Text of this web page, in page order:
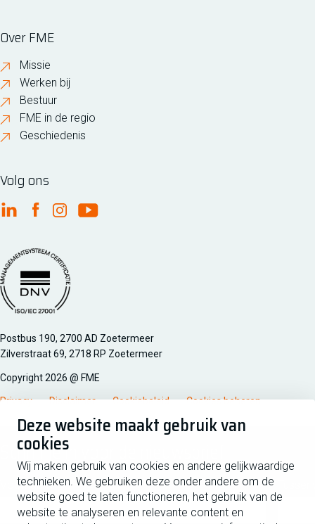
Deze website maakt gebruik van
cookies
Wij maken gebruik van cookies en andere gelijkwaardige
technieken. We gebruiken deze onder andere om de
website goed te laten functioneren, het gebruik van de
website te analyseren en relevante content en
Over FME
Missie
Werken bij
Bestuur
FME in de regio
Geschiedenis
Volg ons
FME Linkedin
FME Facebook
FME Instagram
FME Youtube
Managementsyteem certificatie DNV iso/iec 27001
Postbus 190, 2700 AD Zoetermeer
Zilverstraat 69, 2718 RP Zoetermeer
Copyright 2026 @ FME
Privacy Disclaimer Cookiebeleid Cookies beheren
Schrijf je in voor de nieuwsbrief
Voornaam